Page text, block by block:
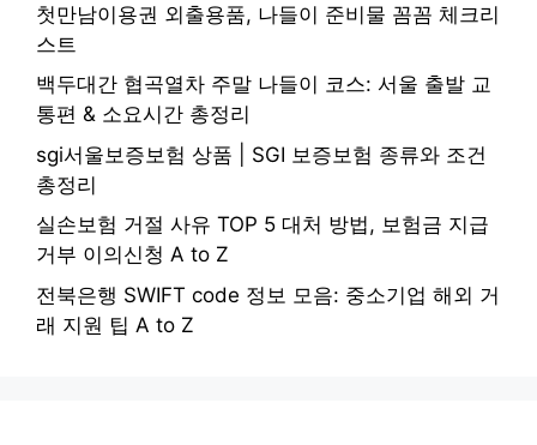
첫만남이용권 외출용품, 나들이 준비물 꼼꼼 체크리
스트
백두대간 협곡열차 주말 나들이 코스: 서울 출발 교
통편 & 소요시간 총정리
sgi서울보증보험 상품 | SGI 보증보험 종류와 조건
총정리
실손보험 거절 사유 TOP 5 대처 방법, 보험금 지급
거부 이의신청 A to Z
전북은행 SWIFT code 정보 모음: 중소기업 해외 거
래 지원 팁 A to Z